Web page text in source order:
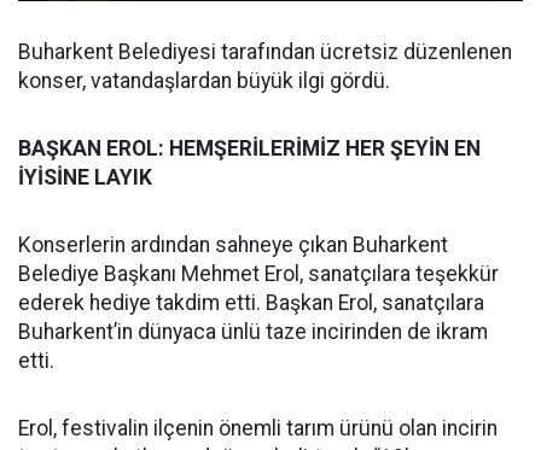
Buharkent Belediyesi tarafından ücretsiz düzenlenen
konser, vatandaşlardan büyük ilgi gördü.
BAŞKAN EROL: HEMŞERİLERİMİZ HER ŞEYİN EN
İYİSİNE LAYIK
Konserlerin ardından sahneye çıkan Buharkent
Belediye Başkanı Mehmet Erol, sanatçılara teşekkür
ederek hediye takdim etti. Başkan Erol, sanatçılara
Buharkent’in dünyaca ünlü taze incirinden de ikram
etti.
Erol, festivalin ilçenin önemli tarım ürünü olan incirin